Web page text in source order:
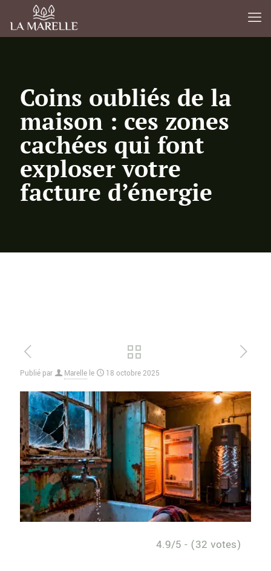
Coins oubliés de la
maison : ces zones
cachées qui font
exploser votre
facture d’énergie
Publié par Marelle le 18 octobre 2025
4.9/5 - (32 votes)